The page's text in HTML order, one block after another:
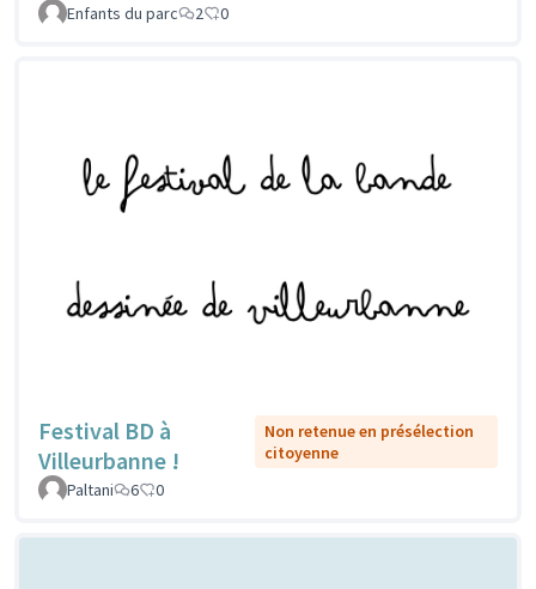
Enfants du parc 2 0
Festival BD à
Villeurbanne !
Non retenue en présélection
citoyenne
Paltani
6 0